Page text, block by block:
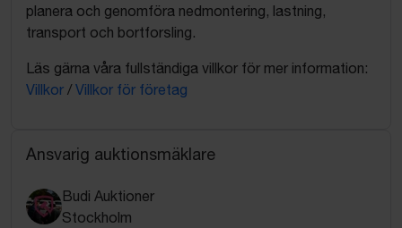
planera och genomföra nedmontering, lastning,
transport och bortforsling.
Läs gärna våra fullständiga villkor för mer information:
Villkor / Villkor för företag
Ansvarig auktionsmäklare
Budi Auktioner
Stockholm